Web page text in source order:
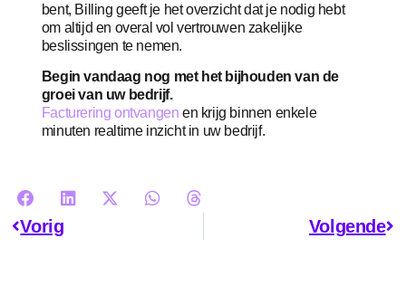
bent, Billing geeft je het overzicht dat je nodig hebt
om altijd en overal vol vertrouwen zakelijke
beslissingen te nemen.
Begin vandaag nog met het bijhouden van de
groei van uw bedrijf.
Facturering ontvangen en krijg binnen enkele
minuten realtime inzicht in uw bedrijf.
Vorig Volgende